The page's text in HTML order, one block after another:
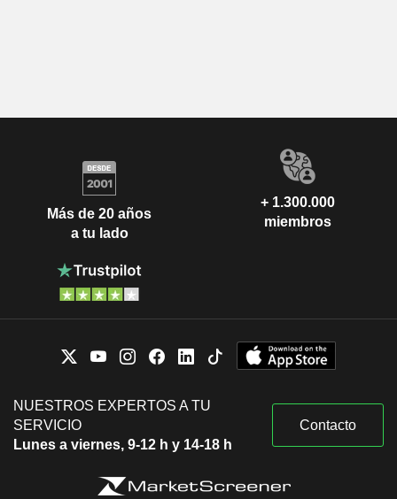
Más de 20 años
a tu lado
+ 1.300.000
miembros
NUESTROS EXPERTOS A TU
SERVICIO
Lunes a viernes, 9-12 h y 14-18 h
Contacto